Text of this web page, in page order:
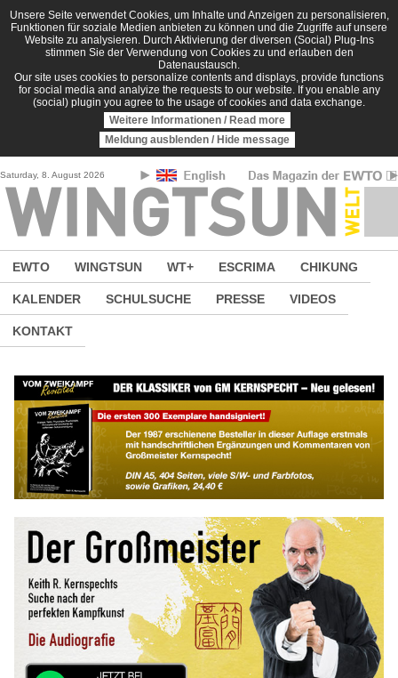
Direkt zum Inhalt
Unsere Seite verwendet Cookies, um Inhalte und Anzeigen zu personalisieren,
Funktionen für soziale Medien anbieten zu können und die Zugriffe auf unsere
Website zu analysieren. Durch Aktivierung der diversen (Social) Plug-Ins
stimmen Sie der Verwendung von Cookies zu und erlauben den
Datenaustausch.
Our site uses cookies to personalize contents and displays, provide functions
for social media and analyize the requests to our website. If you enable any
(social) plugin you agree to the usage of cookies and data exchange.
Weitere Informationen / Read more
Meldung ausblenden / Hide message
Saturday, 8. August 2026
EWTO WINGTSUN WT+ ESCRIMA CHIKUNG
KALENDER SCHULSUCHE PRESSE VIDEOS
KONTAKT